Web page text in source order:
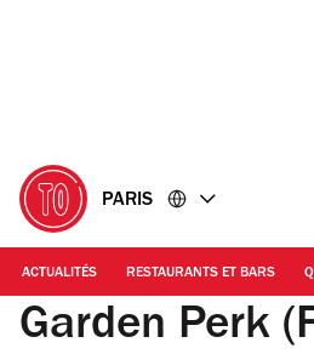
PARIS
ACTUALITÉS RESTAURANTS ET BARS
Garden Perk